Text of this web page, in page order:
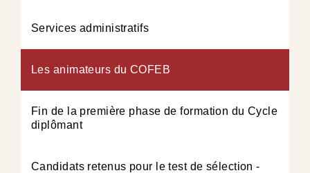
Services administratifs
Les animateurs du COFEB
Fin de la première phase de formation du Cycle
diplômant
Candidats retenus pour le test de sélection -